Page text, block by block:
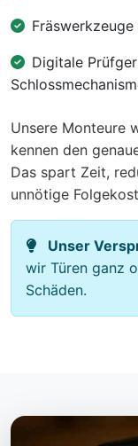
Digitale
Unsere Monteure
kennen den
Das spart Zeit,
unnötige
Unser
wir Türen ganz
Schäden.